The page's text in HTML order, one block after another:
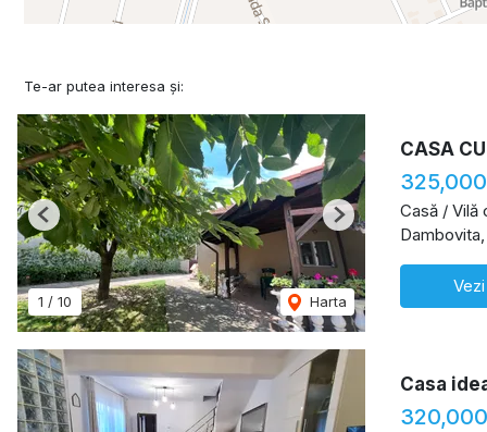
Te-ar putea interesa și:
1 / 10 Harta
Previous Next
CASA
Casă / Vilă
Casa